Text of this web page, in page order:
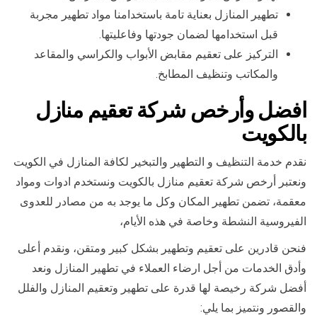
تطهير المنازل بعناية تامة باستخدامنا مواد تطهير مجربة
قبل استخدامها لضمان جودتها وفاعليتها.
التركيز على تعقيم مقابض الأبواب والكراسي والمقاعد
والمكاتب وتنظيف المطابخ.
افضل وأرخص شركة تعقيم منازل
بالكويت
نقدم خدمة التنظيف و التطهير والتبخير لكافة المنازل في الكويت
ونعتبر أرخص شركة تعقيم منازل بالكويت ونستخدم ادوات ومواد
معقمة، تضمن تطهير المكان وكل ما يوجد به من مصادر للعدوى
الفيروسية النشطة وخاصة في هذه الأيام،
فنحن قادرين على تعقيم وتطهير بشكل كبير ومتقن، ونقدم أعلى
وأدق الخدمات من أجل ارضاء العملاء في تطهير المنازل ونعد
أفضل شركة رخيصة لها قدرة على تطهير وتعقيم المنازل والفلل
والقصور ونتميز بما يلي: